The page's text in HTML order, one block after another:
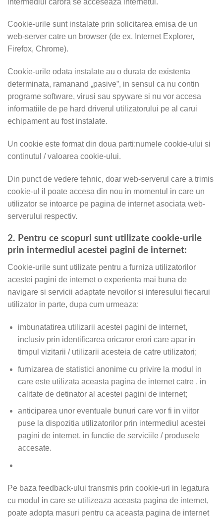
Cookie-urile sunt instalate prin solicitarea emisa de un
web-server catre un browser (de ex. Internet Explorer,
Firefox, Chrome).
Cookie-urile odata instalate au o durata de existenta
determinata, ramanand „pasive”, in sensul ca nu contin
programe software, virusi sau spyware si nu vor accesa
informatiile de pe hard driverul utilizatorului pe al carui
echipament au fost instalate.
Un cookie este format din doua parti:numele cookie-ului si
continutul / valoarea cookie-ului.
Din punct de vedere tehnic, doar web-serverul care a trimis
cookie-ul il poate accesa din nou in momentul in care un
utilizator se intoarce pe pagina de internet asociata web-
serverului respectiv.
2. Pentru ce scopuri sunt utilizate cookie-urile
prin intermediul acestei pagini de internet:
Cookie-urile sunt utilizate pentru a furniza utilizatorilor
acestei pagini de internet o experienta mai buna de
navigare si servicii adaptate nevoilor si interesului fiecarui
utilizator in parte, dupa cum urmeaza:
imbunatatirea utilizarii acestei pagini de internet,
inclusiv prin identificarea oricaror erori care apar in
timpul vizitarii / utilizarii acesteia de catre utilizatori;
furnizarea de statistici anonime cu privire la modul in
care este utilizata aceasta pagina de internet catre , in
calitate de detinator al acestei pagini de internet;
anticiparea unor eventuale bunuri care vor fi in viitor
puse la dispozitia utilizatorilor prin intermediul acestei
pagini de internet, in functie de serviciile / produsele
accesate.
Pe baza feedback-ului transmis prin cookie-uri in legatura
cu modul in care se utilizeaza aceasta pagina de internet,
poate adopta masuri pentru ca aceasta pagina de internet